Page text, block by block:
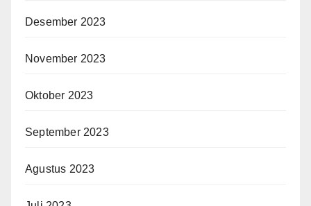
Desember 2023
November 2023
Oktober 2023
September 2023
Agustus 2023